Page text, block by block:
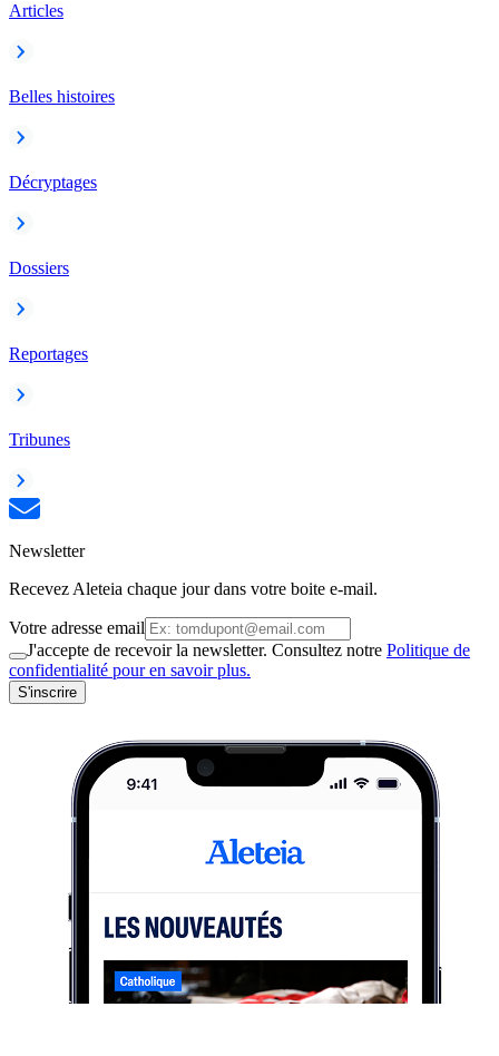
Articles
Belles histoires
Décryptages
Dossiers
Reportages
Tribunes
Newsletter
Recevez Aleteia chaque jour dans votre boite e-mail.
Votre adresse email
J'accepte de recevoir la newsletter. Consultez notre Politique de
confidentialité pour en savoir plus.
S'inscrire